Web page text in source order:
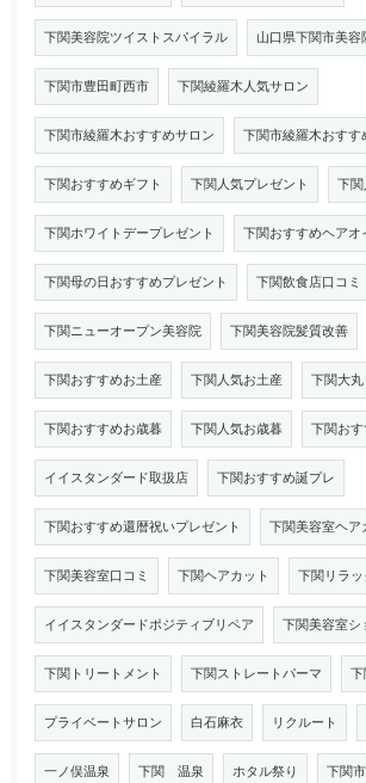
下関美容院ツイストスパイラル 山口県下関市美容
下関市豊田町西市 下関綾羅木人気サロン
下関市綾羅木おすすめサロン 下関市綾羅木おすす
下関おすすめギフト 下関人気プレゼント 下関
下関ホワイトデープレゼント 下関おすすめヘアオ
下関母の日おすすめプレゼント 下関飲食店口コミ
下関ニューオープン美容院 下関美容院髪質改善
下関おすすめお土産 下関人気お土産 下関大丸
下関おすすめお歳暮 下関人気お歳暮 下関お
イイスタンダード取扱店 下関おすすめ誕プレ
下関おすすめ還暦祝いプレゼント 下関美容室ヘア
下関美容室口コミ 下関ヘアカット 下関リラ
イイスタンダードポジティブリペア 下関美容室シ
下関トリートメント 下関ストレートパーマ
プライベートサロン 白石麻衣 リクルート
一ノ俣温泉 下関 温泉 ホタル祭り 下関